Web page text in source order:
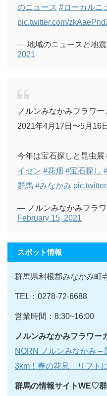
のニュース #ローカルニ
pic.twitter.com/
— 地域のニュースと地
2021
ノルンみなかみフラワー
2021年4月17日〜5月16
今年は宝石探しと昆虫
イセン #花畑 #宝石探し
群馬 #みなかみ
— ノルンみなかみフラ
February 15, 2021
スポット情報
群馬県利根郡みなかみ町
TEL：0278-72-6688
営業時間：8:30~16:00
ノルンみなかみフラワ
NORN ノルンみなかみ –
3km！春の花見 リフト
群馬の情報サイトWE♡